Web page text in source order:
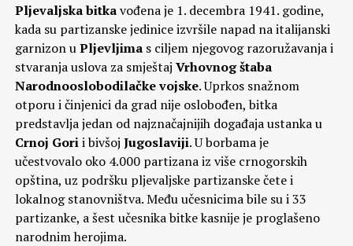
Pljevaljska bitkavođena je 1. decembra 1941. godine,
kada su partizanske jedinice izvršile napad na italijanski
garnizon uPljevljimas ciljem njegovog razoružavanja i
stvaranja uslova za smještaj Vrhovnog štaba
Narodnooslobodilačke vojske. Uprkos snažnom
otporu i činjenici da grad nije oslobođen, bitka
predstavlja jedan od najznačajnijih događaja ustanka u
Crnoj Gorii bivšoj Jugoslaviji. U borbama je
učestvovalo oko 4.000 partizana iz više crnogorskih
opština, uz podršku pljevaljske partizanske čete i
lokalnog stanovništva. Među učesnicima bile su i 33
partizanke, a šest učesnika bitke kasnije je proglašeno
narodnim herojima.